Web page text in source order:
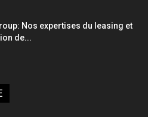
Nos expertises du leasing et
de...